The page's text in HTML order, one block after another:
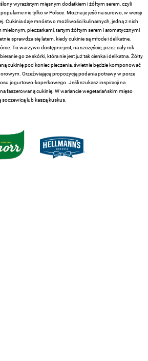
wyrazistym mięsnym dodatkiem i żółtym serem, czyli
nie tylko w Polsce. Można je jeść na surowo, w wersji
Cukinia daje mnóstwo możliwości kulinarnych, jedną z nich
mielonym, pieczarkami, tartym żółtym serem i aromatycznymi
sprawdza się latem, kiedy cukinie są młode i delikatne,
To warzywo dostępne jest, na szczęście, przez cały rok.
go ze skórki, która nie jest już tak cienka i delikatna. Żółty
cukinię pod koniec pieczenia, świetnie będzie komponować
Orzeźwiającą propozycją podania potrawy w porze
jogurtowo-koperkowego. Jeśli szukasz inspiracji na
faszerowaną cukinię. W wariancie wegetariańskim mięso
lub kaszą kuskus.